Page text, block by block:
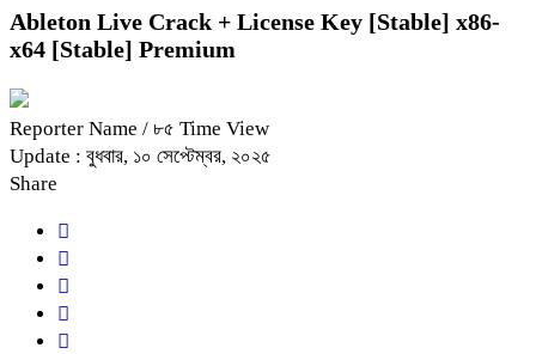
Ableton Live Crack + License Key [Stable] x86-
x64 [Stable] Premium
Reporter Name / ৮৫ Time View
Update : বুধবার, ১০ সেপ্টেম্বর, ২০২৫
Share